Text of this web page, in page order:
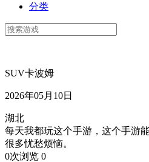
分类
SUV卡波姆
2026年05月10日
湖北
每天我都玩这个手游，这个手游
很多忧愁烦恼。
0次浏览 0